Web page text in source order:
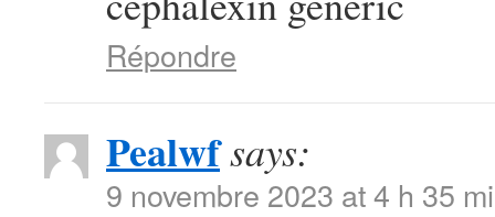
Répondre
Pealwfsays:
9 novembre 2023 at 4 h 35